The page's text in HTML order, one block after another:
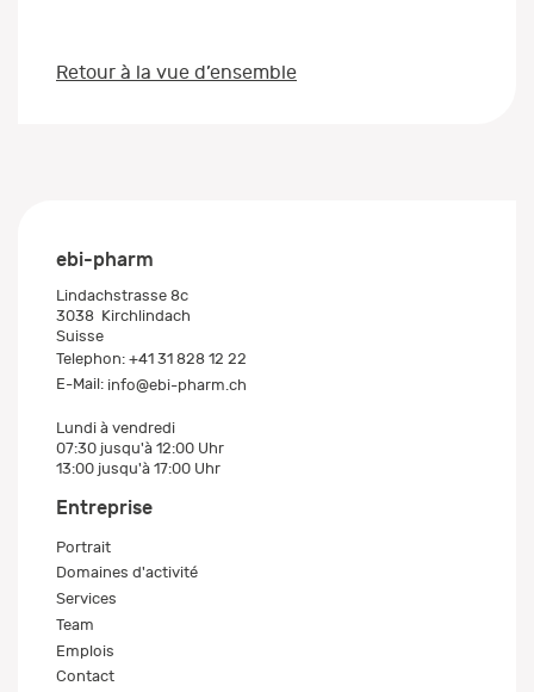
Retour à la vue d’ensemble
ebi-pharm
Lindachstrasse 8c
3038 Kirchlindach
Suisse
Telephon: +41 31 828 12 22
E-Mail: info@ebi-pharm.ch
Lundi à vendredi
07:30 jusqu'à 12:00 Uhr
13:00 jusqu'à 17:00 Uhr
Entreprise
Portrait
Domaines d'activité
Services
Team
Emplois
Contact